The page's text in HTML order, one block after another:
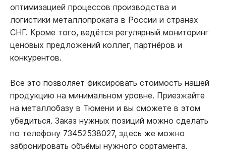
оптимизацией процессов производства и
логистики металлопроката в России и странах
СНГ. Кроме того, ведётся регулярный мониторинг
ценовых предложений коллег, партнёров и
конкурентов.
Все это позволяет фиксировать стоимость нашей
продукцию на минимальном уровне. Приезжайте
на металлобазу в Тюмени и вы сможете в этом
убедиться. Заказ нужных позиций можно сделать
по телефону 73452538027, здесь же можно
забронировать объёмы нужного сортамента.